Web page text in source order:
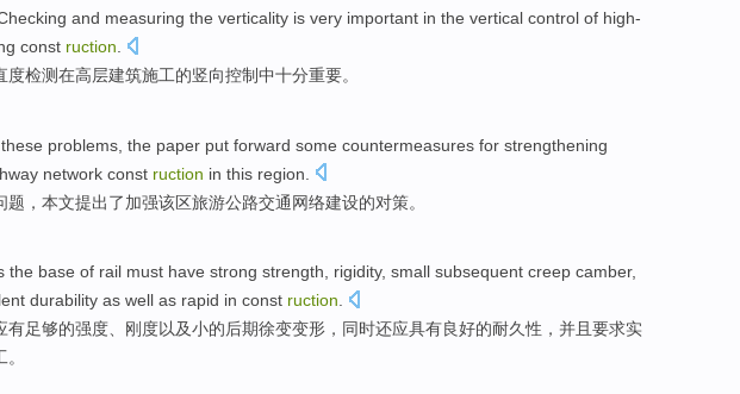
and measuring the verticality is very important in the vertical control of high-
const ruction
度检测在高层建筑施工的竖向控制中十分重要。
these problems the paper put forward some countermeasures for strengthening
network const ruction in this region
题 ， 本文提出了加强该区旅游公路交通网络建设的对策。
the base of rail must have strong strength, rigidity, small subsequent creep camber,
durability as well as rapid in const ruction.
有足够的强度、 刚度以及小的后期徐变变形，同时还应具有良好的耐久性 ，并且要求实
。